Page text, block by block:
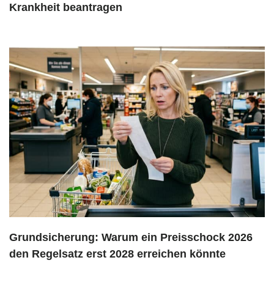
Krankheit beantragen
Grundsicherung: Warum ein Preisschock 2026
den Regelsatz erst 2028 erreichen könnte